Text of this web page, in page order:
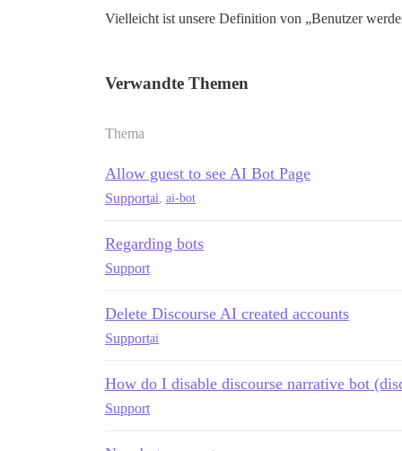
Vielleicht ist unsere Definition von „Benutzer
Verwandte Themen
Thema
Allow guest to see AI Bot Page
Supportai, ai-bot
Regarding bots
Support
Delete Discourse AI created accounts
Supportai
How do I disable discourse narrative bot
Support